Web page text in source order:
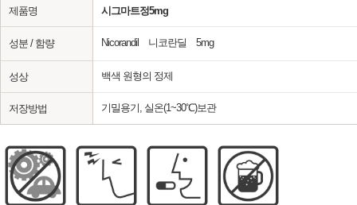
제품명 시그마트정5mg
성분 / 함량 Nicorandil 니코란딜 5mg
성상 백색 원형의 정제
저장방법 기밀용기, 실온(1~30℃)보관